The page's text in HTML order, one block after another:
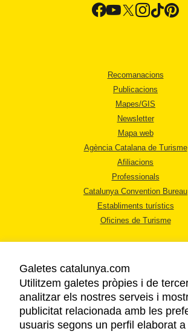
Recomanacions
Publicacions
Mapes/GIS
Newsletter
Mapa web
Agència Catalana de Turisme
Afiliacions
Professionals
Catalunya Convention Bureau
Establiments turístics
Oficines de Turisme
AVÍS LEGAL
POLÍTICA DE PRIVACITAT
Galetes catalunya.com
Utilitzem galetes pròpies i de
analitzar els nostres serveis i
publicitat relacionada amb les
usuaris segons un perfil elaborat